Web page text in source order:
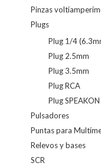
Pinzas
Plugs
Plug 1/4
Plug 2.5mm
Plug 3.5mm
Plug RCA
Plug SPEAKON
Pulsadores
Puntas para
Relevos y bases
SCR